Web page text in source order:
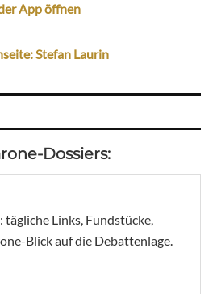
App öffnen
Stefan Laurin
Dossiers:
Links, Fundstücke,
Blick auf die Debattenlage.